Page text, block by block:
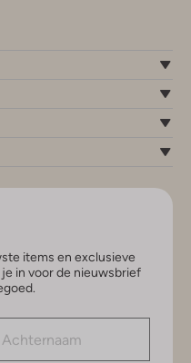
items en exclusieve
in voor de nieuwsbrief